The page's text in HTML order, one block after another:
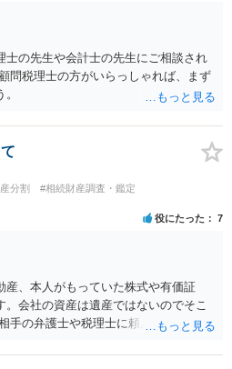
。 次に「申立ての理由」のところに、
ば、あかささんと話合いが出来ない／
・あかささん・お姉さん間の事情やい
うので、あかささんから見てそれは違
違うのか、など書くとよいです。 そ
かれていないけど、どのように遺産を
。 書かない方が良いと思うことは、遺
きさつを沢山盛り込むことだと考えま
ことに留める方が、裁判所や調停委員
いと思います)。
士の先生や会計士の先生にご相談され
問税理士の方がいらっしゃれば、まず
分割
#相続財産調査・鑑定
役にたった 7
産、本人がもっていた株式や有価証
会社の資産は遺産ではないのでそこ
手の弁護士や税理士に頼んでも守秘義
「調査嘱託」という手続きを使って銀